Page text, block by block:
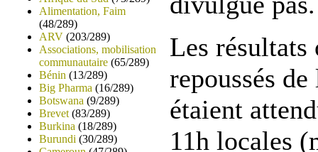
Alimentation, Faim
(48/289)
ARV (203/289)
Associations, mobilisation
communautaire (65/289)
Bénin (13/289)
Big Pharma (16/289)
Botswana (9/289)
Brevet (83/289)
Burkina (18/289)
Burundi (30/289)
Les résultats
repoussés
étaient
11h locales